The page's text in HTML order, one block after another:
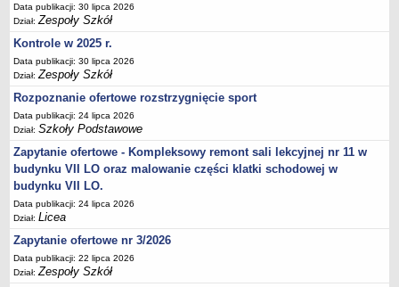
Statut
Majątek
Godziny dyżurów
Ogłoszenia
Zarządzenia
Rejestry, ewidencje, archiwa
Kontrole
PONOWNE WYKORZYSTYWANIE
Sprawozdania
Deklaracja dostępności
DEKLARACJA DOSTĘPNOŚCI
OŚWIADCZENIA MAJĄTKOWE
PONOWNE WYKORZYSTYWANIE
Data publikacji: 30 lipca 2026
Dział:Zespoły Szkół
Kontrole w 2025 r.
Data publikacji: 30 lipca 2026
Dział:Zespoły Szkół
Rozpoznanie ofertowe rozstrzygnięcie sport
Data publikacji: 24 lipca 2026
Dział:Szkoły Podstawowe
Zapytanie ofertowe - Kompleksowy remont sali lekcyjnej nr 11 w
budynku VII LO oraz malowanie części klatki schodowej w
budynku VII LO.
Data publikacji: 24 lipca 2026
Dział:Licea
Zapytanie ofertowe nr 3/2026
Data publikacji: 22 lipca 2026
Dział:Zespoły Szkół